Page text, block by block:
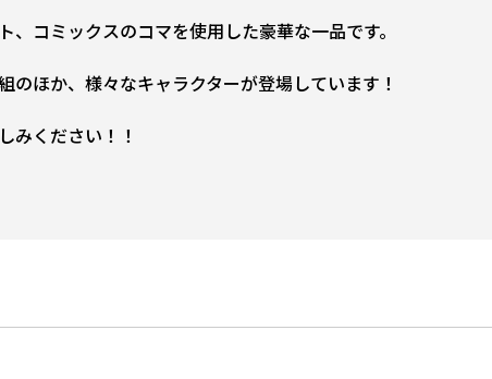
、コミックスのコマを使用した豪華な一品です。
のほか、様々なキャラクターが登場しています！
みください！！